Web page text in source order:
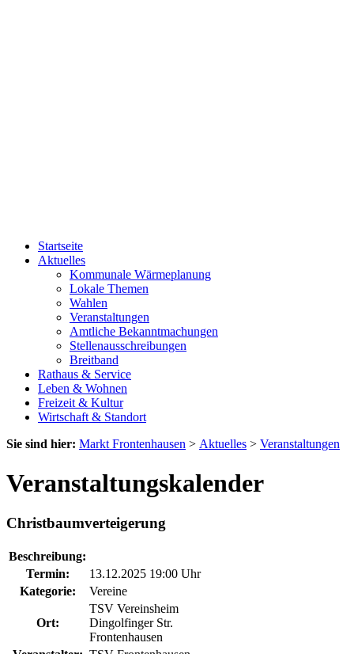
Startseite
Aktuelles
Kommunale Wärmeplanung
Lokale Themen
Wahlen
Veranstaltungen
Amtliche Bekanntmachungen
Stellenausschreibungen
Breitband
Rathaus & Service
Leben & Wohnen
Freizeit & Kultur
Wirtschaft & Standort
Sie sind hier: Markt Frontenhausen > Aktuelles > Veranstaltungen
Veranstaltungskalender
Christbaumverteigerung
Beschreibung:
Termin:
13.12.2025 19:00 Uhr
Kategorie:
Vereine
Ort:
TSV Vereinsheim
Dingolfinger Str.
Frontenhausen